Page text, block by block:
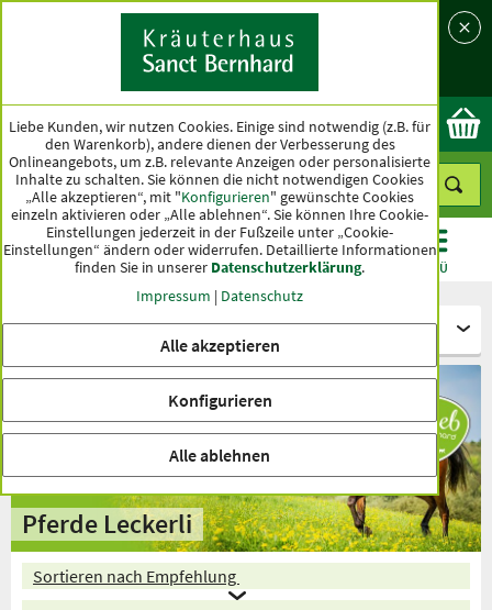
Land
Ok
KATEGORIEN ANGEBOTE TOPSELLER MENÜ
Für Tiere - tierlieb Sanct Bernhard
Pferde Leckerli
Sortieren nach Empfehlung
Liebe Kunden, wir nutzen Cookies. Einige sind notwendig (z.B. für
den Warenkorb), andere dienen der Verbesserung des
Onlineangebots, um z.B. relevante Anzeigen oder personalisierte
Inhalte zu schalten. Sie können die nicht notwendigen Cookies
„Alle akzeptieren“, mit "Konfigurieren" gewünschte Cookies
einzeln aktivieren oder „Alle ablehnen“. Sie können Ihre Cookie-
Einstellungen jederzeit in der Fußzeile unter „Cookie-
Einstellungen“ ändern oder widerrufen. Detaillierte Informationen
finden Sie in unserer Datenschutzerklärung.
Impressum | Datenschutz
Alle akzeptieren
Konfigurieren
Alle ablehnen